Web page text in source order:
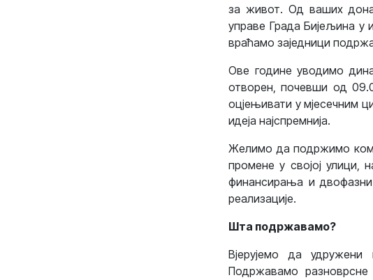
за живот. Од ваших
управе Града Бијељина у
враћамо заједници
Ове године уводимо
отворен, почевши од
оцјењивати у мјесечним
идеја најспремнија.
Желимо да подржимо
промене у својој улици,
финансирања и
реализације.
Шта подржавамо?
Вјерујемо да удружени
Подржавамо разноврсне